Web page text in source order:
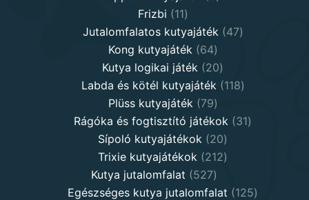
Frizbi 1111
products
Jutalomfalatos kutyajáték 4747
Kong kutyajáték 6464
products
Kutya logikai játék 2020
products
Labda és kötél kutyajáték 118118
Plüss kutyajáték 7979
products
Rágóka és fogtisztító játékok 3131
Sípoló kutyajátékok 2020
products
Trixie kutyajátékok 212212
Kutya jutalomfalat 527527
products
Egészséges kutya jutalomfalat 125125